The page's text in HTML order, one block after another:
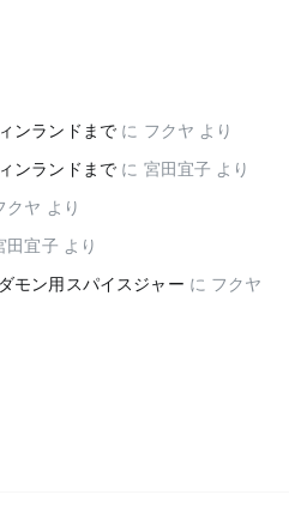
ンランドまで に フクヤ より
ンランドまで に 宮田宜子 より
クヤ より
田宜子 より
モン用スパイスジャー に フクヤ